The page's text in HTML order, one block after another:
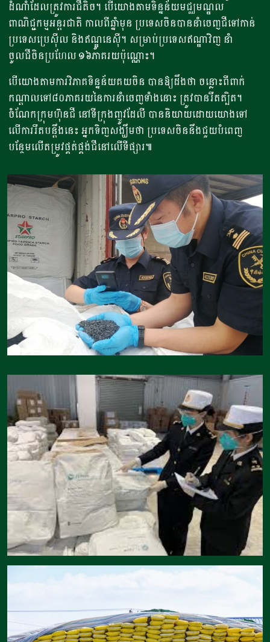
ដំណាំដែលត្រូវការជីតិច។ បើយោងតាមទិន្នន័យមជ្ឈមណ្ឌល
ពាណិជ្ជកម្មអន្តរជាតិ កាលពីឆ្នាំមុន ប្រទេសចិនបាននាំចេញជីទៅកាន់
ប្រទេសប្រេស៊ីល និងឥណ្ឌូនេស៊ី។ សម្រាប់ប្រទេសឥណ្ឌាវិញ នាំ
ចូលជីចិនប្រហែល ១៦ភាគរយប៉ុណ្ណោះ។
បើយោងតាមការវិភាគទិន្នន័យគយចិន បានឱ្យដឹងថា ចន្លោះពីពាក់
កណ្តាលទៅ៨០ភាគរយនៃការនាំចេញទាំងនោះ ត្រូវបានរឹតត្បិត។
ចំណែកក្រុមហ៊ុនជី នៅទីក្រុងញូវដែលី បាននិយាយដោយយោងទៅ
លើការរឹតបន្តឹងនេះ អ្នកទិញសង្ឃឹមថា ប្រទេសចិននឹងជួយបំពេញ
បន្ថែមលើតម្រូវផ្គត់ផ្គង់ជីនៅលើទីផ្សារ៕